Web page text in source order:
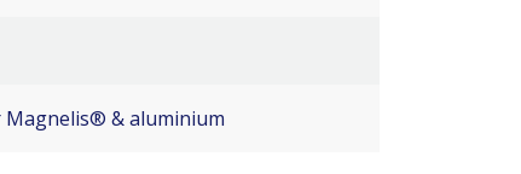
Magnelis® & aluminium